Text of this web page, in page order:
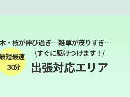
・枝が伸び過ぎ…雑草が茂りすぎ…
短最速
３０分
\すぐに駆けつけます！/
出張対応エリア